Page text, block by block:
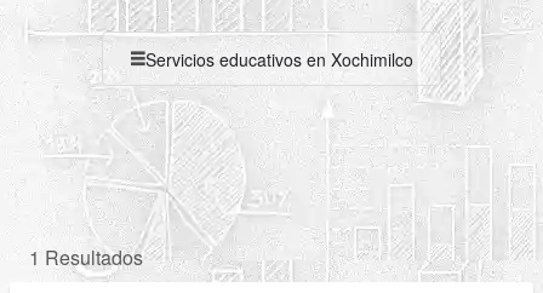
Servicios educativos en Xochimilco
1 Resultados